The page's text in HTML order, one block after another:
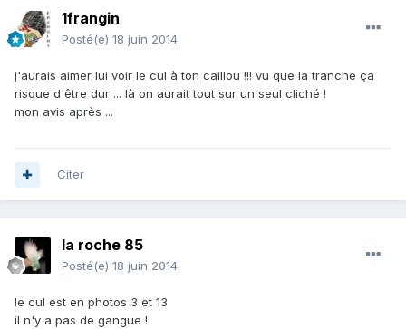
1frangin
Posté(e) 18 juin 2014
j'aurais aimer lui voir le cul à ton caillou !!! vu que la tranche ça
risque d'être dur ... là on aurait tout sur un seul cliché !
mon avis après ...
Citer
la roche 85
Posté(e) 18 juin 2014
le cul est en photos 3 et 13
il n'y a pas de gangue !